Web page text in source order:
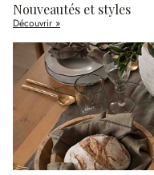
Nouveautés et styles
Découvrir »